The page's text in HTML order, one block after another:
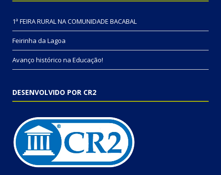
1ª FEIRA RURAL NA COMUNIDADE BACABAL
Feirinha da Lagoa
Avanço histórico na Educação!
DESENVOLVIDO POR CR2